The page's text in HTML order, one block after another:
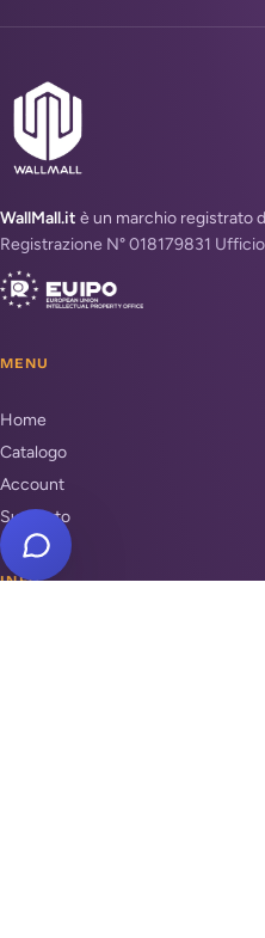
WallMall.it è un marchio registrato
Registrazione N° 018179831
MENU
Home
Catalogo
Account
Supporto
INFO